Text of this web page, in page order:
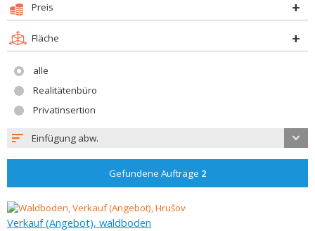
Preis
Fläche
alle
Realitätenbüro
Privatinsertion
Einfügung abw.
Gefundene Aufträge 2
Verkauf (Angebot), waldboden